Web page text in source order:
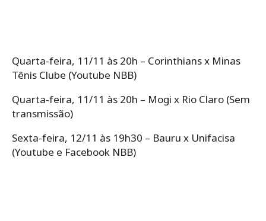
Quarta-feira, 11/11 às 20h – Corinthians x Minas
Tênis Clube (Youtube NBB)
Quarta-feira, 11/11 às 20h – Mogi x Rio Claro (Sem
transmissão)
Sexta-feira, 12/11 às 19h30 – Bauru x Unifacisa
(Youtube e Facebook NBB)